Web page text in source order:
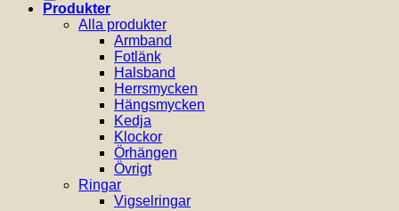
Produkter
Alla produkter
Armband
Fotlänk
Halsband
Herrsmycken
Hängsmycken
Kedja
Klockor
Örhängen
Övrigt
Ringar
Vigselringar